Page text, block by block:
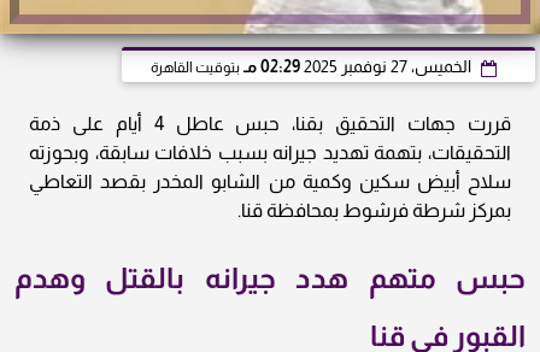
الخميس، 27 نوفمبر 2025 02:29 مـ بتوقيت القاهرة
قررت جهات التحقيق بقنا، حبس عاطل 4 أيام على ذمة
التحقيقات، بتهمة تهديد جيرانه بسبب خلافات سابقة، وبحوزته
سلاح أبيض سكين وكمية من الشابو المخدر بقصد التعاطي
بمركز شرطة فرشوط بمحافظة قنا.
حبس متهم هدد جيرانه بالقتل وهدم
القبور في قنا